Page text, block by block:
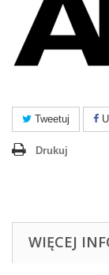
Tweetuj
Drukuj
WIĘCEJ